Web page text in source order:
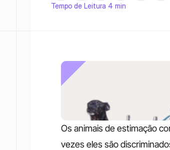
Tempo de Leitura 4 min
Os animais de estimação
vezes eles são